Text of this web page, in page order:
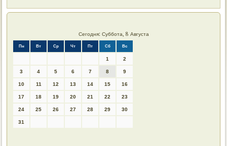
Сегодня: Суббота, 8 Августа
Пн Вт Ср Чт Пт Сб Вс
1 2
3 4 5 6 7 8 9
10 11 12 13 14 15 16
17 18 19 20 21 22 23
24 25 26 27 28 29 30
31